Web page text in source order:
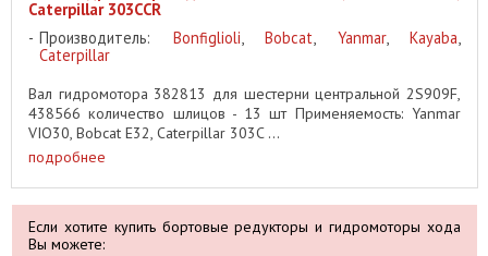
Caterpillar 303CCR
Производитель: Bonfiglioli, Bobcat, Yanmar, Kayaba,
Caterpillar
Вал гидромотора 382813 для шестерни центральной 2S909F,
438566 количество шлицов - 13 шт Применяемость: Yanmar
VIO30, Bobcat E32, Caterpillar 303C ...
подробнее
Если хотите купить бортовые редукторы и гидромоторы хода
Вы можете: